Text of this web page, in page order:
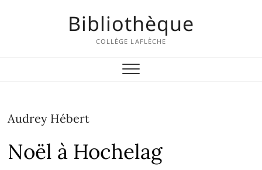
Bibliothèque
COLLÈGE LAFLÈCHE
Audrey Hébert
Noël à Hochelag